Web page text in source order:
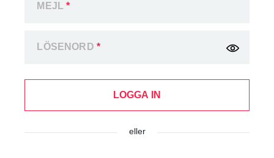
MEJL*
LÖSENORD *
LOGGA IN
eller